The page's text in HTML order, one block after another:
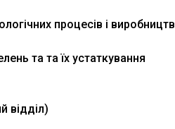
процесів і виробництв
та та їх устаткування
відділ)